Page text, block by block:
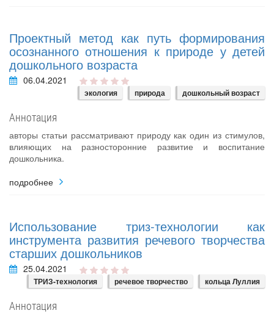
Проектный метод как путь формирования
осознанного отношения к природе у детей
дошкольного возраста
06.04.2021
экология природа дошкольный возраст
Аннотация
авторы статьи рассматривают природу как один из стимулов,
влияющих на разносторонние развитие и воспитание
дошкольника.
подробнее
Использование триз-технологии как
инструмента развития речевого творчества
старших дошкольников
25.04.2021
ТРИЗ-технология речевое творчество кольца Луллия
Аннотация